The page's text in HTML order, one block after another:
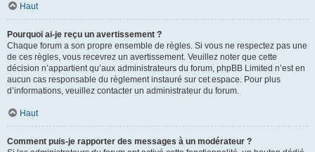
Haut
Pourquoi ai-je reçu un avertissement ?
Chaque forum a son propre ensemble de règles. Si vous ne respectez pas une
de ces règles, vous recevrez un avertissement. Veuillez noter que cette
décision n’appartient qu’aux administrateurs du forum, phpBB Limited n’est en
aucun cas responsable du règlement instauré sur cet espace. Pour plus
d’informations, veuillez contacter un administrateur du forum.
Haut
Comment puis-je rapporter des messages à un modérateur ?